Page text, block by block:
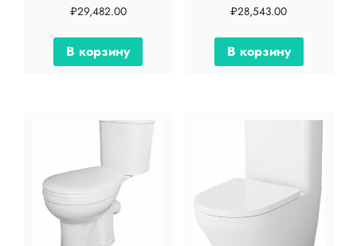
₽29,482.00
В корзину
₽28,543.00
В корзину